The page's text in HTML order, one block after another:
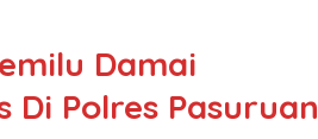
Damai
Polres Pasuruan